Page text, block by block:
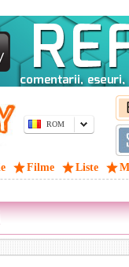
ROM
Filme Liste